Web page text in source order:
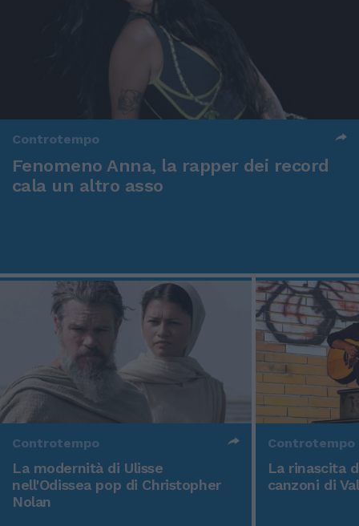
Controtempo
Fenomeno Anna, la rapper dei record
cala un altro asso
Controtempo
La modernità di Ulisse
nell'Odissea pop di Christopher
Nolan
Controtempo
La rinascita
canzoni di